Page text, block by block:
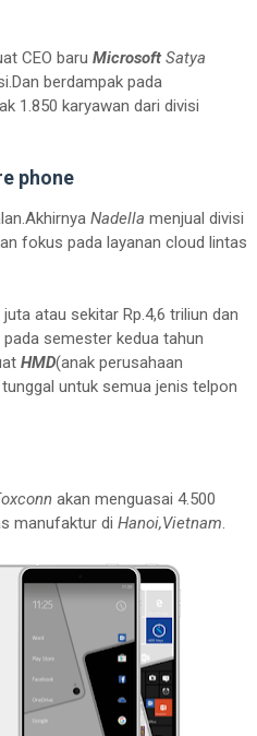
CEO baru Microsoft Satya
berdampak pada
1.850 karyawan dari divisi
phone
Nadella menjual divisi
fokus pada layanan cloud lintas
atau sekitar Rp.4,6 triliun dan
semester kedua tahun
HMD(anak perusahaan
untuk semua jenis telpon
akan menguasai 4.500
manufaktur di Hanoi,Vietnam